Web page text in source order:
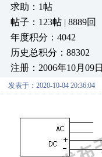
求助：1帖
帖子：123帖 | 8889回
年度积分：4042
历史总积分：88302
注册：2006年10月09日
发表于：2020-10-04 20:36:04